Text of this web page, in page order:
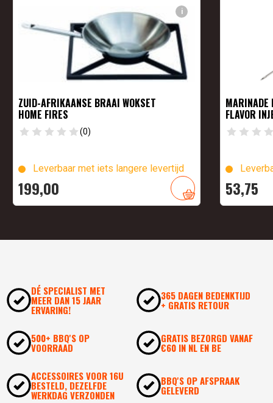
i
ZUID-AFRIKAANSE BRAAI WOKSET
HOME FIRES
(0)
Leverbaar met iets langere levertijd
199,00
MARINADE
FLAVOR
53,75
DÉ SPECIALIST MET
MEER DAN 15 JAAR
ERVARING!
365 DAGEN BEDENKTIJD
+ GRATIS RETOUR
500+ BBQ'S OP
VOORRAAD
GRATIS BEZORGD VANAF
€60 IN NL EN BE
ACCESSOIRES VOOR 16U
BESTELD, DEZELFDE
WERKDAG VERZONDEN
BBQ'S OP AFSPRAAK
GELEVERD